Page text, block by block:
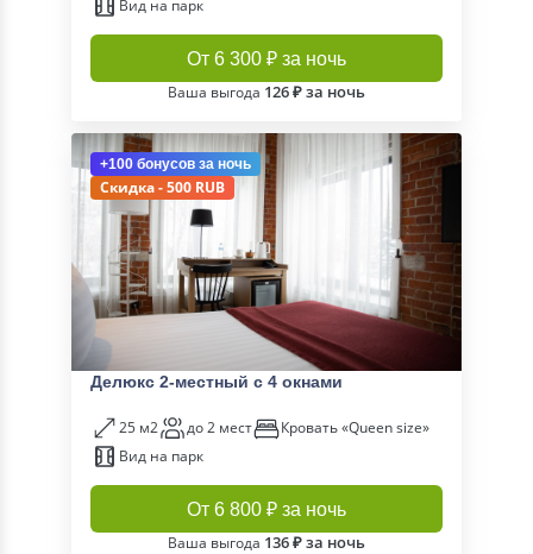
Вид на парк
От 6 300 ₽ за ночь
Ваша выгода 126 ₽ за ночь
+100 бонусов за ночь
Скидка - 500 RUB
Делюкс 2-местный с 4 окнами
25 м2 до 2 мест
Кровать «Queen size»
Вид на парк
От 6 800 ₽ за ночь
Ваша выгода 136 ₽ за ночь